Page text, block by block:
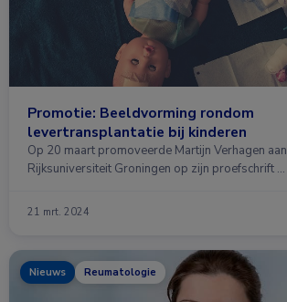
Promotie: Beeldvorming rondom
levertransplantatie bij kinderen
Op 20 maart promoveerde Martijn Verhagen
Rijksuniversiteit Groningen op zijn proefschrift …
21 mrt. 2024
Nieuws Reumatologie